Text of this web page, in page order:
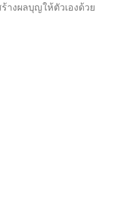
างผลบุญให้ตัวเองด้วย